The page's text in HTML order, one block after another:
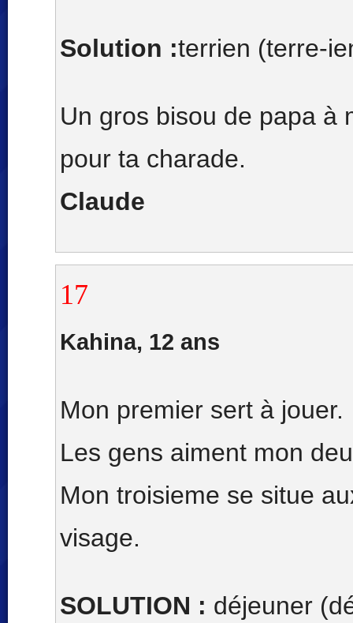
Solution :terrien (terre-
Un gros bisou de papa
pour ta charade.
Claude
17
Kahina, 12 ans
Mon premier sert à jouer.
Les gens aiment mon
Mon troisieme se situe
visage.
SOLUTION : déjeuner